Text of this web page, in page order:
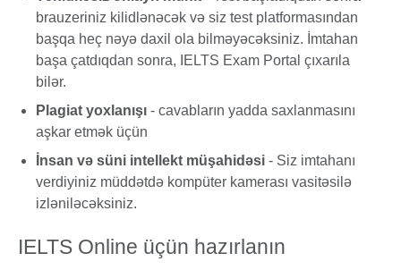
brauzeriniz kilidlənəcək və siz test platformasından
başqa heç nəyə daxil ola bilməyəcəksiniz. İmtahan
başa çatdıqdan sonra, IELTS Exam Portal çıxarıla
bilər.
Plagiat yoxlanışı - cavabların yadda saxlanmasını
aşkar etmək üçün
İnsan və süni intellekt müşahidəsi - Siz imtahanı
verdiyiniz müddətdə kompüter kamerası vasitəsilə
izləniləcəksiniz.
IELTS Online üçün hazırlanın